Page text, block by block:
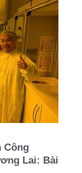
Công
Lai: Bài